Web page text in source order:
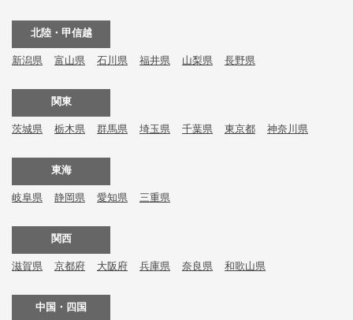
北陸・甲信越
新潟県 富山県 石川県 福井県 山梨県 長野県
関東
茨城県 栃木県 群馬県 埼玉県 千葉県 東京都 神奈川県
東海
岐阜県 静岡県 愛知県 三重県
関西
滋賀県 京都府 大阪府 兵庫県 奈良県 和歌山県
中国・四国